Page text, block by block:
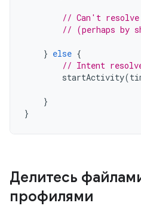
// Can't
// (perhaps by
} else {
// Intent
startActivity(
}
}
Делитесь
профилями